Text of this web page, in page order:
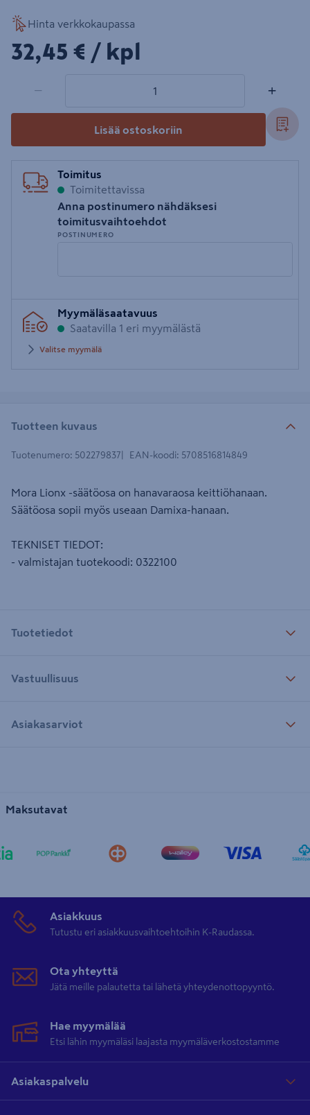
Hinta verkkokaupassa
32,45€/kpl
32,45 € / kpl
− +
Lisää ostoskoriin
Toimitus
Toimitettavissa
Anna postinumero nähdäksesi
toimitusvaihtoehdot
POSTINUMERO
postinumero
Myymäläsaatavuus
Saatavilla 1 eri myymälästä
Valitse myymälä
Tuotteen kuvaus
Tuotenumero: 502279837 EAN-koodi: 5708516814849
Mora Lionx -säätöosa on hanavaraosa keittiöhanaan.
Säätöosa sopii myös useaan Damixa-hanaan.
TEKNISET TIEDOT:
- valmistajan tuotekoodi: 0322100
Tuotetiedot
Vastuullisuus
Asiakasarviot
Maksutavat
Asiakkuus
Tutustu eri asiakkuusvaihtoehtoihin K-Raudassa.
Ota yhteyttä
Jätä meille palautetta tai lähetä yhteydenottopyyntö.
Hae myymälää
Etsi lähin myymäläsi laajasta myymäläverkostostamme
Asiakaspalvelu